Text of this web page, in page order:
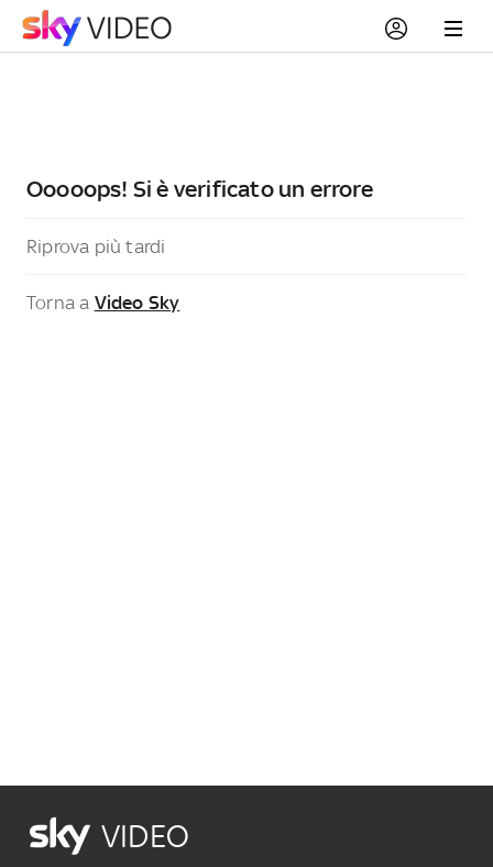
Ooooops! Si è verificato un errore
Riprova più tardi
Torna a Video Sky
VIDEO